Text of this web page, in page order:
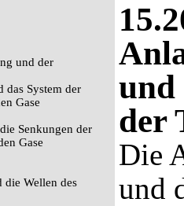
und der
das System der
Gase
Senkungen der
Gase
die Wellen des
und
der
Die
und